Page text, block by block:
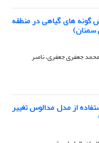
گونه های گیاهی در منطقه
سمنان)
جعفری جعفری، ناصر
از مدل مدالوس تغییر